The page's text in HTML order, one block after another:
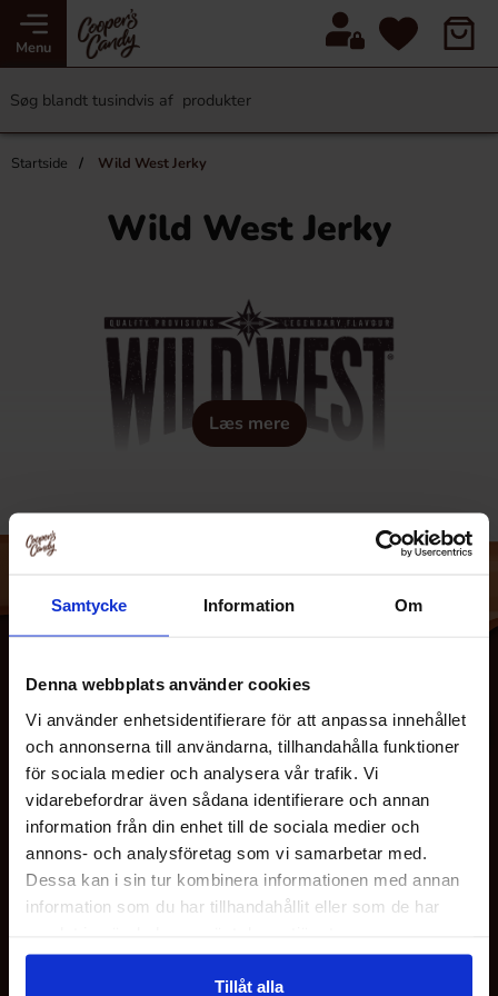
Samtycke Information Om
Denna webbplats använder cookies
Vi använder enhetsidentifierare för att anpassa innehållet
och annonserna till användarna, tillhandahålla funktioner
för sociala medier och analysera vår trafik. Vi
vidarebefordrar även sådana identifierare och annan
information från din enhet till de sociala medier och
annons- och analysföretag som vi samarbetar med.
Dessa kan i sin tur kombinera informationen med annan
information som du har tillhandahållit eller som de har
Tillåt alla
Menu
Startside Wild West Jerky
Wild West Jerky
Læs mere
eftersom den inte innehÃ¥ller nÃ¥gon text som behÃ¶ver
Ã¶versÃ¤ttas.
OM OS